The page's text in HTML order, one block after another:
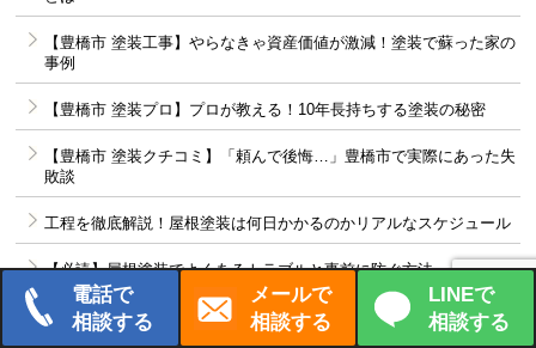
【豊橋市 塗装工事】やらなきゃ資産価値が激減！塗装で蘇った家の
事例
【豊橋市 塗装プロ】プロが教える！10年長持ちする塗装の秘密
【豊橋市 塗装クチコミ】「頼んで後悔…」豊橋市で実際にあった失
敗談
工程を徹底解説！屋根塗装は何日かかるのかリアルなスケジュール
【必読】屋根塗装でよくあるトラブルと事前に防ぐ方法
【豊川市】屋根点検を無料で受ける裏ワザとは？
電話で
相談する
メールで
相談する
LINEで
相談する